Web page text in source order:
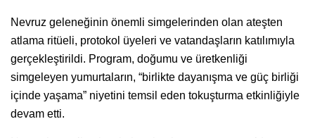
Nevruz geleneğinin önemli simgelerinden olan ateşten
atlama ritüeli, protokol üyeleri ve vatandaşların katılımıyla
gerçekleştirildi. Program, doğumu ve üretkenliği
simgeleyen yumurtaların, “birlikte dayanışma ve güç birliği
içinde yaşama” niyetini temsil eden tokuşturma etkinliğiyle
devam etti.